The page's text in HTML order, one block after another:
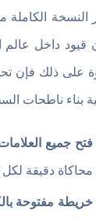
قيود داخل عالم
على ذلك فإن
بناء ناطحات
فتح جميع
محاكاة دقيقة لكل
خريطة مفتوحة